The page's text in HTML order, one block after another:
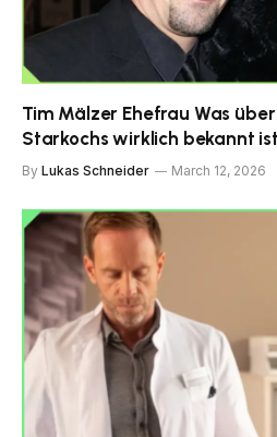
Tim Mälzer Ehefrau Was
Starkochs wirklich bekannt ist
By Lukas Schneider March 12, 2026